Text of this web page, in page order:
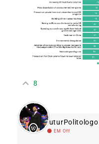
8
FuturPolitologo
EM Off